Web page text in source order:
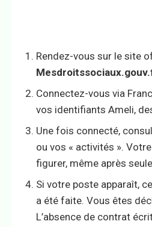
Rendez-vous sur le site
Connectez-vous via
vos identifiants Ameli,
Une fois connecté,
ou vos « activités ».
figurer, même après
Si votre poste apparaît,
a été faite. Vous êtes
L’absence de contrat